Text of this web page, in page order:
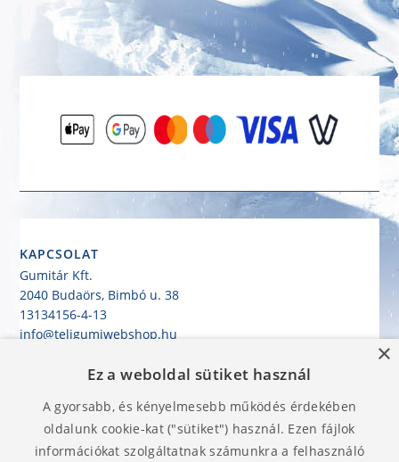
KAPCSOLAT
Gumitár Kft.
2040 Budaörs, Bimbó u. 38
13134156-4-13
info@teligumiwebshop.hu
GUMIABRONCS HASZNÁLATI UTASÍTÁS
SZÁLLÍTÁS
KÁTYÚGARANCIA
×
Ez a weboldal sütiket használ
A gyorsabb, és kényelmesebb működés érdekében
oldalunk cookie-kat ("sütiket") használ. Ezen fájlok
információkat szolgáltatnak számunkra a felhasználó